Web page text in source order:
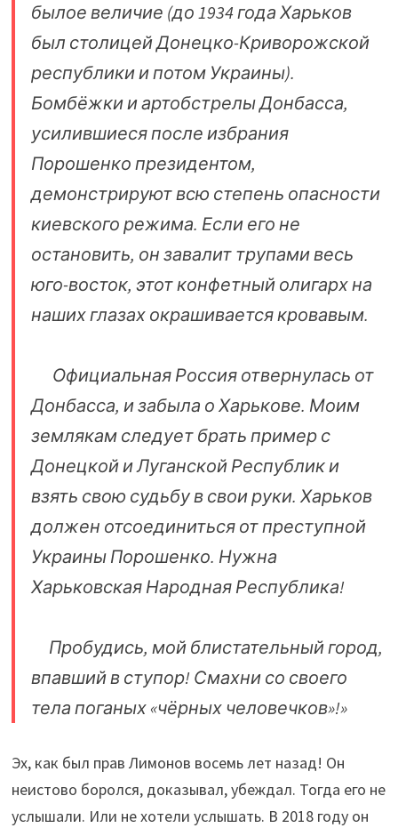
былое величие (до 1934 года Харьков
был столицей Донецко-Криворожской
республики и потом Украины).
Бомбёжки и артобстрелы Донбасса,
усилившиеся после избрания
Порошенко президентом,
демонстрируют всю степень опасности
киевского режима. Если его не
остановить, он завалит трупами весь
юго-восток, этот конфетный олигарх на
наших глазах окрашивается кровавым.
Официальная Россия отвернулась от
Донбасса, и забыла о Харькове. Моим
землякам следует брать пример с
Донецкой и Луганской Республик и
взять свою судьбу в свои руки. Харьков
должен отсоединиться от преступной
Украины Порошенко. Нужна
Харьковская Народная Республика!
Пробудись, мой блистательный город,
впавший в ступор! Смахни со своего
тела поганых «чёрных человечков»!»
Эх, как был прав Лимонов восемь лет назад! Он
неистово боролся, доказывал, убеждал. Тогда его не
услышали. Или не хотели услышать. В 2018 году он